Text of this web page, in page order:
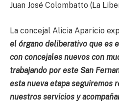
Juan José Colombatto (La
La concejal Alicia Aparicio
el órgano deliberativo que es
con concejales nuevos con
trabajando por este San
esta nueva etapa seguiremos
nuestros servicios y